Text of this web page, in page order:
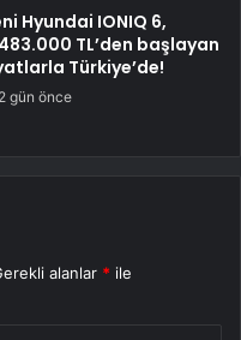
Hyundai IONIQ 6,
TL’den başlayan
Türkiye’de!
2 gün önce
alanlar * ile